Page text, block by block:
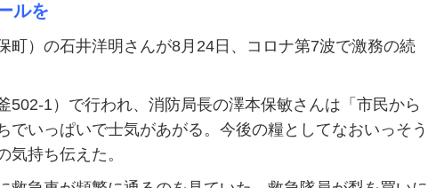
ルを
）の石井洋明さんが8月24日、コロナ第7波で激務の続
1）で行われ、消防局長の澤本保敏さんは「市民から
いっぱいで士気があがる。今後の糧としてなおいっそう
持ち伝えた。